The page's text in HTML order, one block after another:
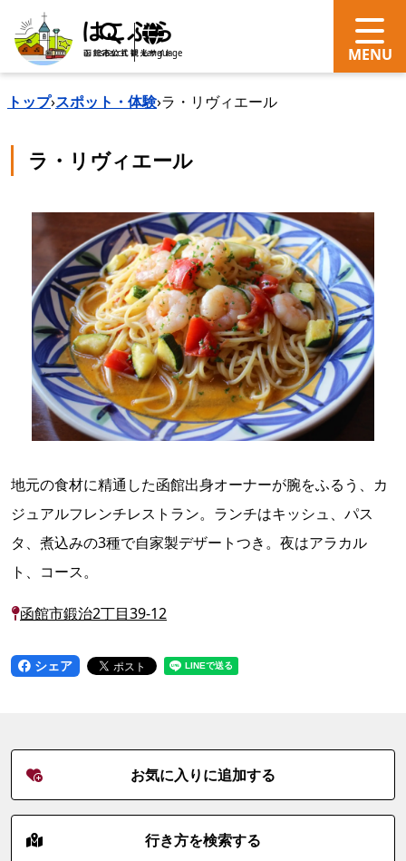
search Language
トップ›スポット・体験›ラ・リヴィエール
ラ・リヴィエール
地元の食材に精通した函館出身オーナーが腕をふるう、カ
ジュアルフレンチレストラン。ランチはキッシュ、パス
タ、煮込みの3種で自家製デザートつき。夜はアラカル
ト、コース。
函館市鍛治2丁目39-12
シェア
お気に入りに追加する
行き方を検索する